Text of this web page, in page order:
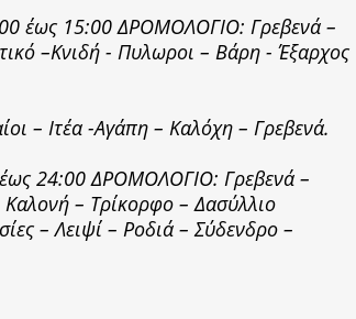
έως 15:00 ΔΡΟΜΟΛΟΓΙΟ: Γρεβενά –
–Κνιδή - Πυλωροι – Βάρη - Έξαρχος
– Ιτέα -Αγάπη – Καλόχη – Γρεβενά.
24:00 ΔΡΟΜΟΛΟΓΙΟ: Γρεβενά –
– Τρίκορφο – Δασύλλιο
– Λειψί – Ροδιά – Σύδενδρο –